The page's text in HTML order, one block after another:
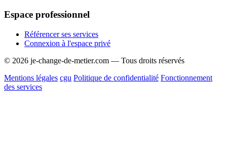
Espace professionnel
Référencer ses services
Connexion à l'espace privé
© 2026 je-change-de-metier.com — Tous droits réservés
Mentions légales cgu Politique de confidentialité Fonctionnement
des services